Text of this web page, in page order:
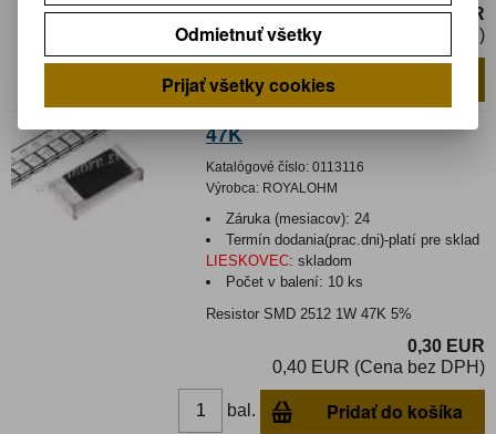
0,05 EUR
0,05 EUR (Cena bez DPH)
ks Pridať do košíka
47K
Katalógové číslo: 0113116
Výrobca: ROYALOHM
Záruka (mesiacov): 24
Termín dodania(prac.dni)-platí pre sklad
LIESKOVEC: skladom
Počet v balení: 10 ks
Resistor SMD 2512 1W 47K 5%
0,30 EUR
0,40 EUR (Cena bez DPH)
bal. Pridať do košíka
Odmietnuť všetky
Prijať všetky cookies